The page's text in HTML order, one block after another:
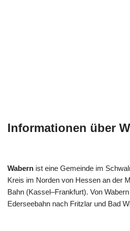
Informationen über
Wabern ist eine Gemeinde im
Kreis im Norden von Hessen an der
Bahn (Kassel–Frankfurt). Von
Ederseebahn nach Fritzlar und Bad